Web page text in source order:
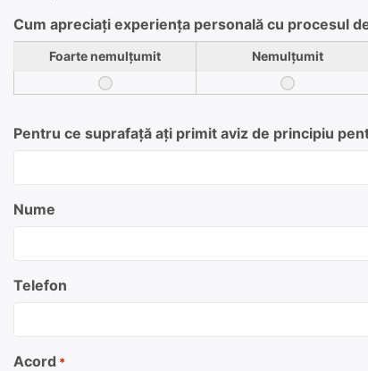
Cum apreciați experiența personală cu procesul
Foarte nemulțumit Nemulțumit
Pentru ce suprafață ați primit aviz de principiu
Nume
Telefon
Acord *